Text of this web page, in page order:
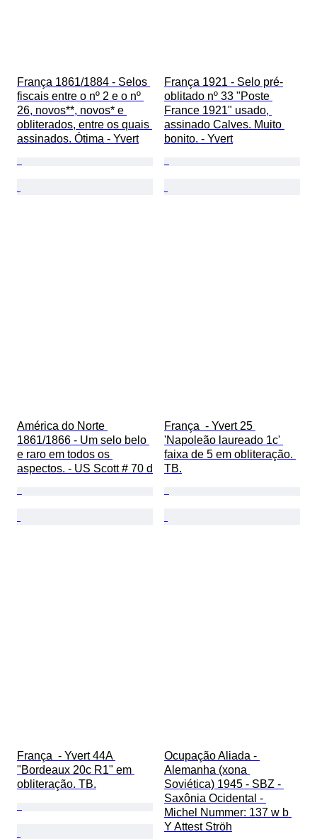
França 1861/1884 - Selos
fiscais entre o nº 2 e o nº
26, novos**, novos* e
obliterados, entre os quais
assinados. Ótima - Yvert
França 1921 - Selo pré-
oblitado nº 33 "Poste
France 1921" usado,
assinado Calves. Muito
bonito. - Yvert
América do Norte
1861/1866 - Um selo belo
e raro em todos os
aspectos. - US Scott # 70 d
França  - Yvert 25
'Napoleão laureado 1c'
faixa de 5 em obliteração.
TB.
França  - Yvert 44A
"Bordeaux 20c R1" em
obliteração. TB.
Ocupação Aliada -
Alemanha (xona
Soviética) 1945 - SBZ -
Saxônia Ocidental -
Michel Nummer: 137 w b
Y Attest Ströh